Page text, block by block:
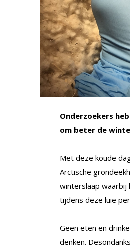
Onderzoekers
om beter de
Met deze koude
Arctische
winterslaap waarbij
tijdens deze luie
Geen eten en
denken.